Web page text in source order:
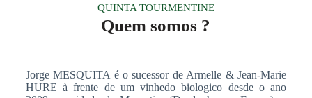
QUINTA TOURMENTINE
Quem somos ?
Jorge MESQUITA é o sucessor de Armelle & Jean-Marie
HURE à frente de um vinhedo biologico desde o ano